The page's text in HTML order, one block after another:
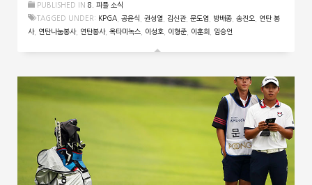
PUBLISHED IN 8. 피플 소식
TAGGED UNDER: KPGA 공윤식 권성열 김신관, 문도엽 방배종 송진오
연탄 봉
사, 연탄나눔봉사, 연탄봉사, 옥타미녹스 이성호 이형준 이훈희 임승언